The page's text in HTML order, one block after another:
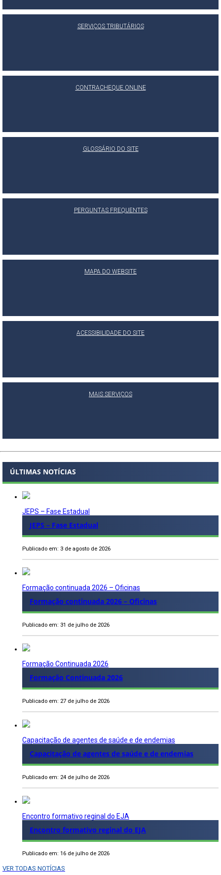
SERVIÇOS TRIBUTÁRIOS
CONTRACHEQUE ONLINE
GLOSSÁRIO DO SITE
PERGUNTAS FREQUENTES
MAPA DO WEBSITE
ACESSIBILIDADE DO SITE
MAIS SERVIÇOS
ÚLTIMAS NOTÍCIAS
JEPS – Fase Estadual
JEPS – Fase Estadual
Publicado em: 3 de agosto de 2026
Formação continuada 2026 – Oficinas
Formação continuada 2026 – Oficinas
Publicado em: 31 de julho de 2026
Formação Continuada 2026
Formação Continuada 2026
Publicado em: 27 de julho de 2026
Capacitação de agentes de saúde e de endemias
Capacitação de agentes de saúde e de endemias
Publicado em: 24 de julho de 2026
Encontro formativo reginal do EJA
Encontro formativo reginal do EJA
Publicado em: 16 de julho de 2026
VER TODAS NOTÍCIAS